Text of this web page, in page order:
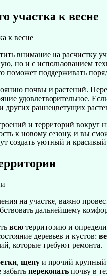
участка к весне
внимание на расчистку
но и с использованием
поможет поддерживать
почвы и растений.
удовлетворительное.
других раннецветущих
и территорий вокруг
к новому сезону, и вы
создать уютный и
на участке, важно
дальнейшему
всю территорию и
деревьев и кустов:
которые требуют ремонта.
, щепу и прочий крупный
забыть перекопать почву в